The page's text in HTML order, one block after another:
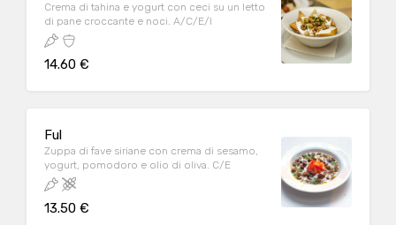
Crema di tahina e yogurt con ceci su un letto
di pane croccante e noci. A/C/E/I
14.60 €
Ful
Zuppa di fave siriane con crema di sesamo,
yogurt, pomodoro e olio di oliva. C/E
13.50 €